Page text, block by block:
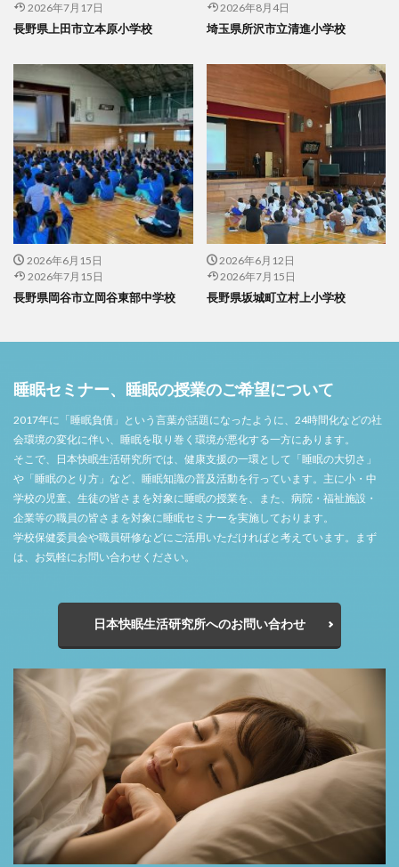
2026年7月17日
長野県上田市立本原小学校
2026年8月4日
埼玉県所沢市立清進小学校
2026年6月15日
2026年7月15日
長野県岡谷市立岡谷東部中学校
2026年6月12日
2026年7月15日
長野県坂城町立村上小学校
睡眠セミナー、睡眠の授業のご希望について
2017年に「睡眠負債」という言葉が話題になったように、24時間化などの社
会環境の変化に伴い、睡眠を取り巻く環境が悪化する一方にあります。
そこで、日本快眠生活研究所では、健康支援の一環として「睡眠の大切さ」
や「睡眠のとり方」など、睡眠知識の普及活動を行っています。主に小・中
学校の児童、生徒の皆さまを対象に睡眠の授業を、また、病院・福祉施設・
企業等の職員の皆さまを対象に睡眠セミナーを実施しております。
学校保健委員会や職員研修などにご活用いただければと考えています。まず
は、お気軽にお問い合わせください。
日本快眠生活研究所へのお問い合わせ